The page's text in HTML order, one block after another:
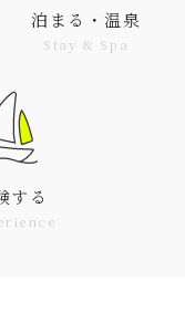
泊まる・温泉
Stay & Spa
する